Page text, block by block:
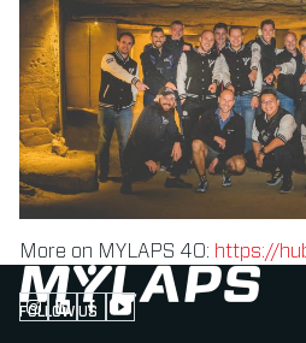
More on MYLAPS 40: https://
FOLLOW US
Follow us on Instagram (Opens
Follow us on LinkedIn
Follow us on Facebook
Follow us on